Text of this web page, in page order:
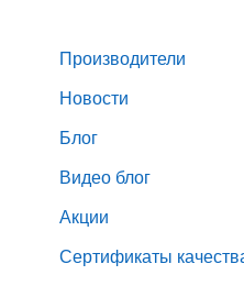
Производители
Новости
Блог
Видео блог
Акции
Сертификаты